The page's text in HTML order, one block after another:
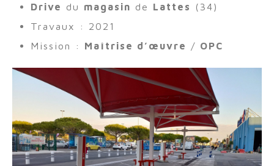
Drive
du magasin de Lattes
(34)
Travaux : 2021
Mission : Maîtrise d’œuvre / OPC